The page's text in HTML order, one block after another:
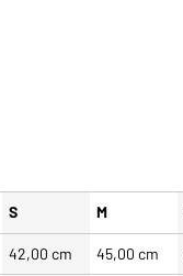
S M
42,00 cm 45,00 cm